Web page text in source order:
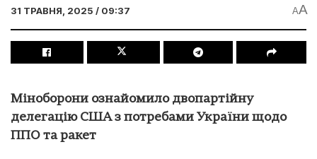
31 ТРАВНЯ, 2025 / 09:37 AA
Міноборони ознайомило двопартійну
делегацію США з потребами України щодо
ППО та ракет